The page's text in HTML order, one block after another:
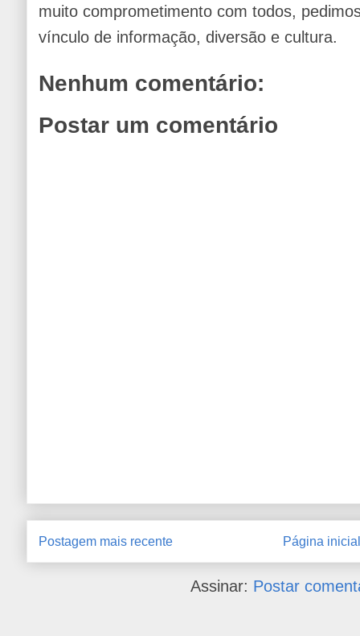
muito comprometimento com todos,
vínculo de informação, diversão e cultura.
Nenhum comentário:
Postar um comentário
Postagem mais recente Página inicial
Assinar: Postar